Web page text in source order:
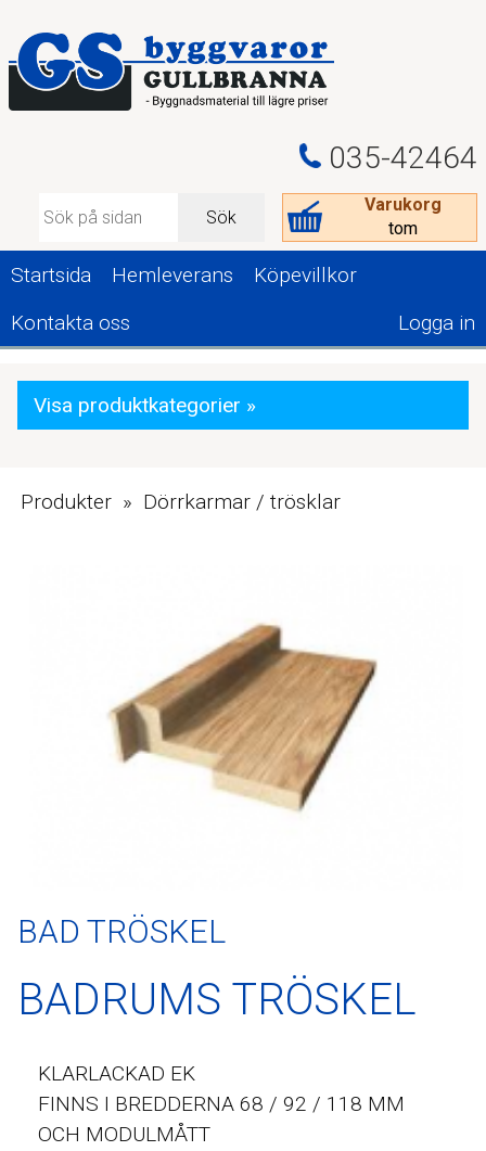
035-42464
Varukorg
tom
Sök
Startsida Hemleverans
Köpevillkor
Kontakta oss
Logga in
Visa produktkategorier »
Produkter » Dörrkarmar / trösklar
BAD TRÖSKEL
BADRUMS TRÖSKEL
KLARLACKAD EK
FINNS I BREDDERNA 68 / 92 / 118 MM
OCH MODULMÅTT